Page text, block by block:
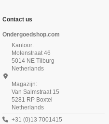
Contact us
Ondergoedshop.com
Kantoor:
Molenstraat 46
5014 NE Tilburg
Netherlands
Magazijn:
Van Salmstraat 15
5281 RP Boxtel
Netherlands
+31 (0)13 7001415